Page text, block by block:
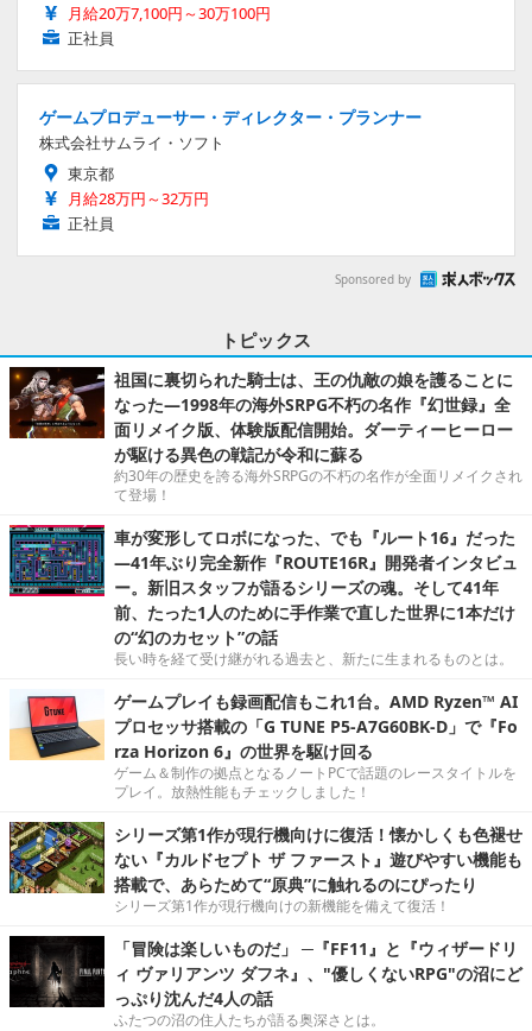
月給20万7,100円～30万100円
正社員
ゲームプロデューサー・ディレクター・プランナー
株式会社サムライ・ソフト
東京都
月給28万円～32万円
正社員
Sponsored by
トピックス
祖国に裏切られた騎士は、王の仇敵の娘を護ることに
なった―1998年の海外SRPG不朽の名作『幻世録』全
面リメイク版、体験版配信開始。ダーティーヒーロー
が駆ける異色の戦記が令和に蘇る
約30年の歴史を誇る海外SRPGの不朽の名作が全面リメイクされ
て登場！
車が変形してロボになった、でも『ルート16』だった
―41年ぶり完全新作『ROUTE16R』開発者インタビュ
ー。新旧スタッフが語るシリーズの魂。そして41年
前、たった1人のために手作業で直した世界に1本だけ
の“幻のカセット”の話
長い時を経て受け継がれる過去と、新たに生まれるものとは。
ゲームプレイも録画配信もこれ1台。AMD Ryzen™ AI
プロセッサ搭載の「G TUNE P5-A7G60BK-D」で『Fo
rza Horizon 6』の世界を駆け回る
ゲーム＆制作の拠点となるノートPCで話題のレースタイトルを
プレイ。放熱性能もチェックしました！
シリーズ第1作が現行機向けに復活！懐かしくも色褪せ
ない『カルドセプト ザ ファースト』遊びやすい機能も
搭載で、あらためて“原典”に触れるのにぴったり
シリーズ第1作が現行機向けの新機能を備えて復活！
「冒険は楽しいものだ」 ─『FF11』と『ウィザードリ
ィ ヴァリアンツ ダフネ』、"優しくないRPG"の沼にど
っぷり沈んだ4人の話
ふたつの沼の住人たちが語る奥深さとは。